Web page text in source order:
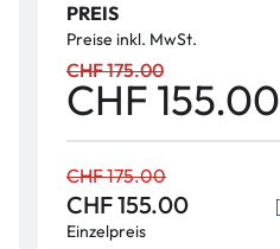
PREIS
Preise inkl. MwSt.
CHF 175.00
CHF 155.00
CHF 175.00
CHF 155.00
Einzelpreis